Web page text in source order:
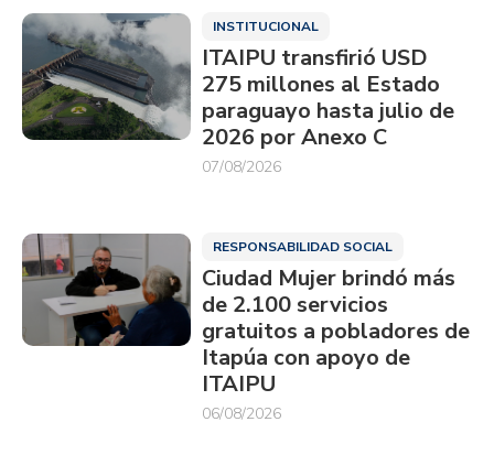
INSTITUCIONAL
ITAIPU transfirió USD
275 millones al Estado
paraguayo hasta julio de
2026 por Anexo C
07/08/2026
RESPONSABILIDAD SOCIAL
Ciudad Mujer brindó más
de 2.100 servicios
gratuitos a pobladores de
Itapúa con apoyo de
ITAIPU
06/08/2026